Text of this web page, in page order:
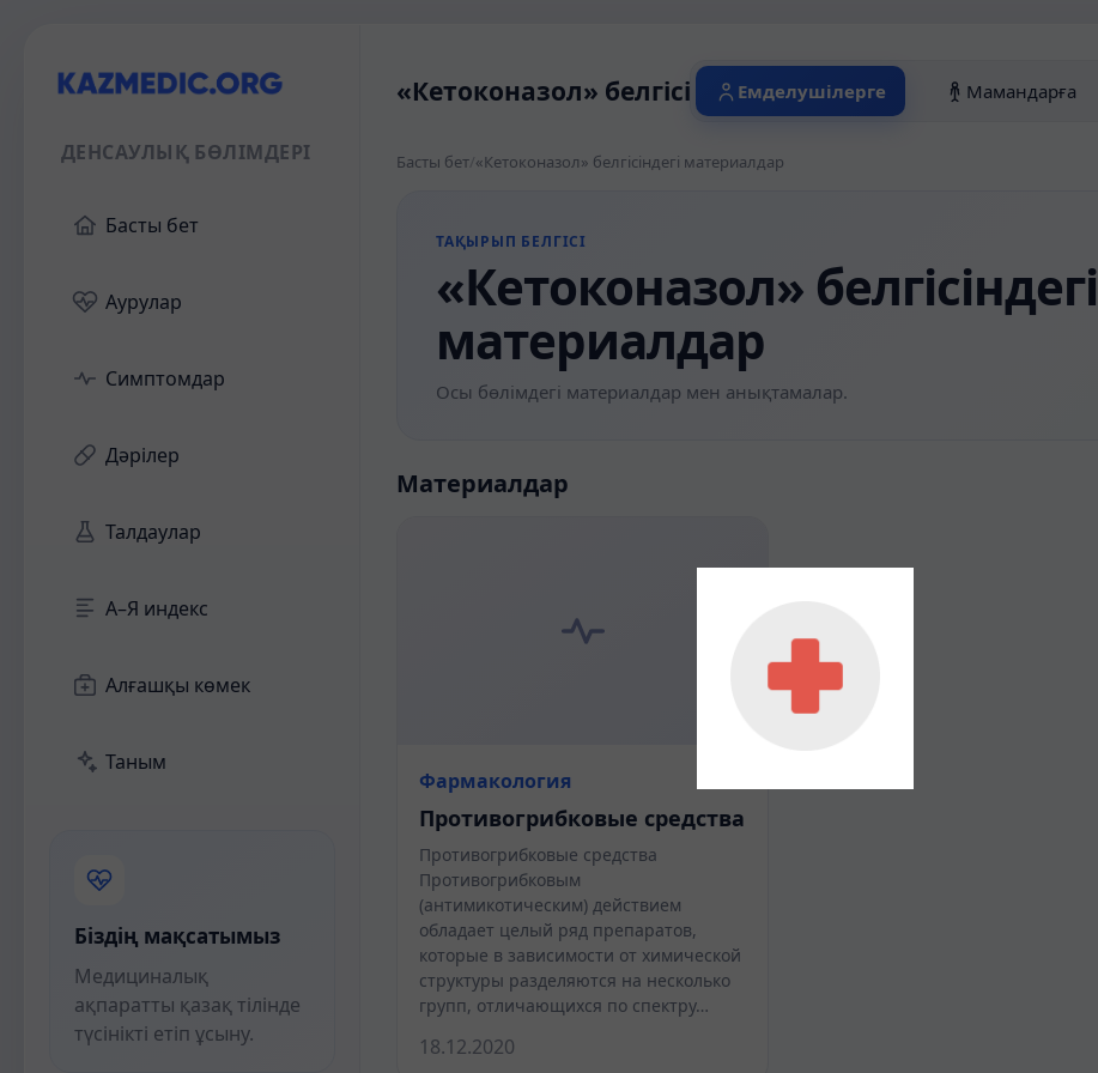
ДЕНСАУЛЫҚ БӨЛІМДЕРІ
Басты бет
Аурулар
Симптомдар
Дәрілер
Талдаулар
А–Я индекс
Алғашқы көмек
Таным
Біздің мақсатымыз
Медициналық
ақпаратты қазақ тілінде
түсінікті етіп ұсыну.
«Кетоконазол» белгісіндегі материалдар
Емделушілерге Мамандарға
Басты бет/«Кетоконазол» белгісіндегі материалдар
ТАҚЫРЫП БЕЛГІСІ
«Кетоконазол» белгісіндегі
материалдар
Осы бөлімдегі материалдар мен анықтамалар.
Материалдар
Фармакология
Противогрибковые средства
Противогрибковые средства
Противогрибковым
(антимикотическим) действием
обладает целый ряд препаратов,
которые в зависимости от химической
структуры разделяются на несколько
групп, отличающихся по спектру…
18.12.2020